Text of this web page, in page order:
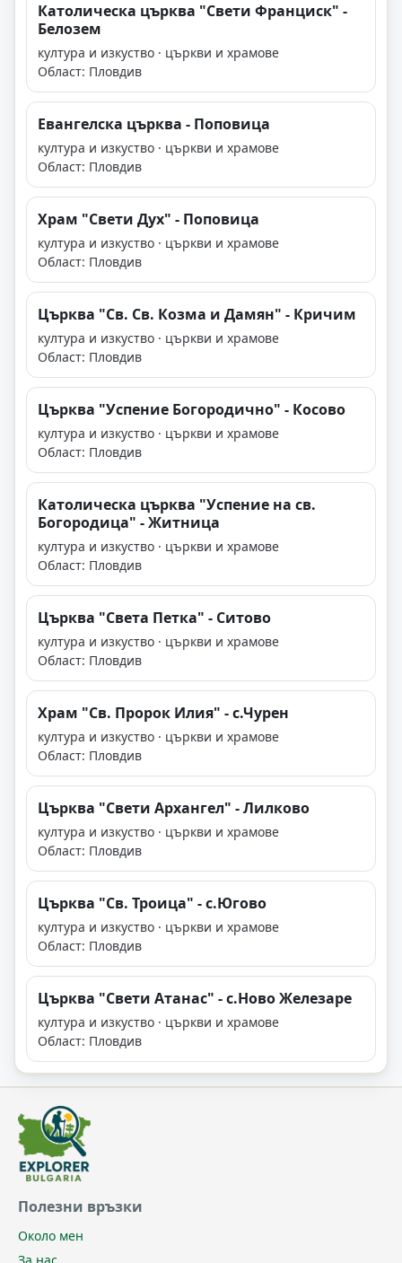
Католическа църква "Свети Франциск" -
Белозем
култура и изкуство · църкви и храмове
Област: Пловдив
Евангелска църква - Поповица
култура и изкуство · църкви и храмове
Област: Пловдив
Храм "Свети Дух" - Поповица
култура и изкуство · църкви и храмове
Област: Пловдив
Църква "Св. Св. Козма и Дамян" - Кричим
култура и изкуство · църкви и храмове
Област: Пловдив
Църква "Успение Богородично" - Косово
култура и изкуство · църкви и храмове
Област: Пловдив
Католическа църква "Успение на св.
Богородица" - Житница
култура и изкуство · църкви и храмове
Област: Пловдив
Църква "Света Петка" - Ситово
култура и изкуство · църкви и храмове
Област: Пловдив
Храм "Св. Пророк Илия" - с.Чурен
култура и изкуство · църкви и храмове
Област: Пловдив
Църква "Свети Архангел" - Лилково
култура и изкуство · църкви и храмове
Област: Пловдив
Църква "Св. Троица" - с.Югово
култура и изкуство · църкви и храмове
Област: Пловдив
Църква "Свети Атанас" - с.Ново Железаре
култура и изкуство · църкви и храмове
Област: Пловдив
Полезни връзки
Около мен